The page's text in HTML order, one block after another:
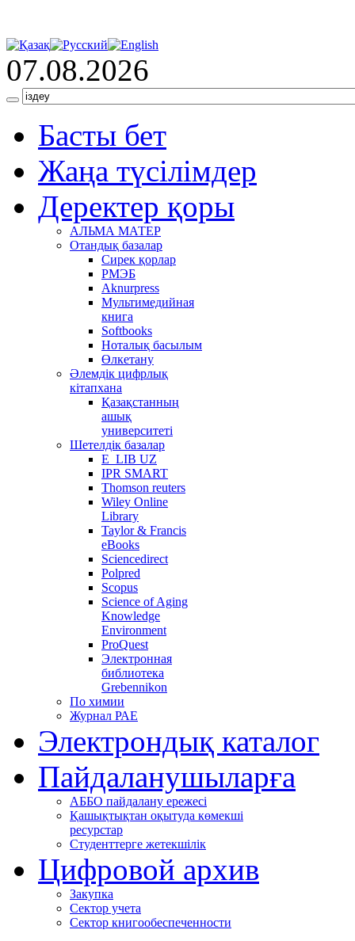
07.08.2026
Басты бет
Жаңа түсілімдер
Деректер қоры
АЛЬМА МАТЕР
Отандық базалар
Сирек қорлар
РМЭБ
Аknurpress
Мультимедийная
книга
Softbooks
Ноталық басылым
Өлкетану
Әлемдік цифрлық
кітапхана
Қазақстанның
ашық
университеті
Шетелдік базалар
E_LIB UZ
IPR SMART
Thomson reuters
Wiley Online
Library
Taylor & Francis
eBooks
Sciencedirect
Polpred
Scopus
Science of Aging
Knowledge
Environment
ProQuest
Электронная
библиотека
Grebennikon
По химии
Журнал РАЕ
Электрондық каталог
Пайдаланушыларға
АББО пайдалану ережесі
Қашықтықтан оқытуда көмекші
ресурстар
Студенттерге жетекшілік
Цифровой архив
Закупка
Сектор учета
Сектор книгообеспеченности